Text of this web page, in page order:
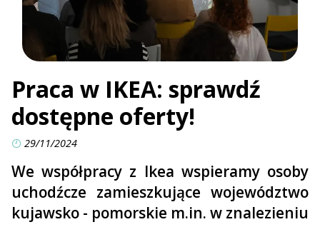
Praca w IKEA: sprawdź
dostępne oferty!
29/11/2024
We współpracy z Ikea wspieramy osoby
uchodźcze zamieszkujące województwo
kujawsko - pomorskie m.in. w znalezieniu